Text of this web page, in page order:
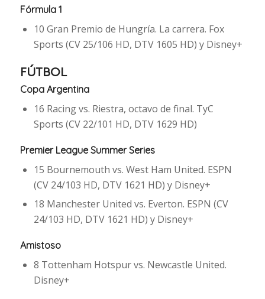
Fórmula 1
10 Gran Premio de Hungría. La carrera. Fox
Sports (CV 25/106 HD, DTV 1605 HD) y Disney+
FÚTBOL
Copa Argentina
16 Racing vs. Riestra, octavo de final. TyC
Sports (CV 22/101 HD, DTV 1629 HD)
Premier League Summer Series
15 Bournemouth vs. West Ham United. ESPN
(CV 24/103 HD, DTV 1621 HD) y Disney+
18 Manchester United vs. Everton. ESPN (CV
24/103 HD, DTV 1621 HD) y Disney+
Amistoso
8 Tottenham Hotspur vs. Newcastle United.
Disney+